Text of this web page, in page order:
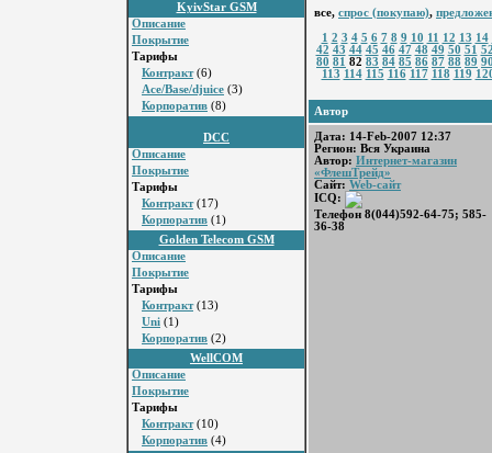
KyivStar GSM
Описание
Покрытие
Тарифы
Контракт(6)
Ace/Base/djuice (3)
Корпоратив (8)
DCC
Описание
Покрытие
Тарифы
Контракт(17)
Корпоратив (1)
Golden Telecom GSM
Описание
Покрытие
Тарифы
Контракт(13)
Uni (1)
Корпоратив (2)
WellCOM
Описание
Покрытие
Тарифы
Контракт(10)
Корпоратив (4)
все, спрос (покупаю),
1 2 3 4 5 6 7 8 9 10 11 12 13 14
42 43 44 45 46 47 48 49 50 51
80 81 82 83 84 85 86 87 88 89
113 114 115 116 117 118 119
Автор
Дата: 14-Feb-2007 12:37
Регион: Вся Украина
Автор: Интернет-магазин
«ФлешТрейд»
Сайт: Web-сайт
ICQ:
Телефон 8(044)592-64-75; 585-
36-38